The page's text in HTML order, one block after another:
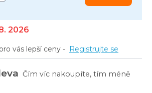
2026
vás lepší ceny - Registrujte se
Čím víc nakoupíte, tím méně